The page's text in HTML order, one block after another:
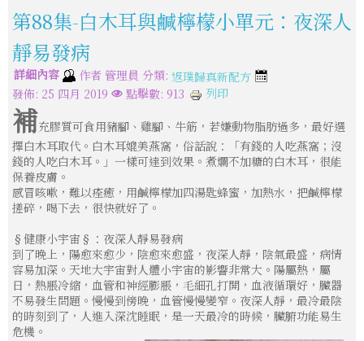
第88集-白木耳與鹹檸檬小單元：夜深人
靜易發病
詳細內容 作者 管理員 分類: 返璞歸真新配方
發佈: 25 四月 2019
點擊數: 913 列印
補充膠質可食用豬腳、雞腳、牛筋，若嫌動物脂肪過多，最好選
擇白木耳取代。白木耳媲美燕窩，俗話說：「有錢的人吃燕窩；沒
錢的人吃白木耳。」一樣可達到效果。煮爛不加糖的白木耳，很能
保養皮膚。
感冒咳嗽，難以痊癒，用鹹檸檬加四湯匙蜂蜜，加熱水，把鹹檸檬
搓碎，喝下去，很快就好了。
§健康小宇宙§：夜深人靜易發病
到了晚上，陽愈來愈少，陰愈來愈盛，夜深人靜，陰氣最盛，病情
容易加深。天地大宇宙對人體小宇宙的影響非常大。陽屬熱，屬
日，熱脹冷縮，血管和神經膨脹，毛細孔打開，血液循環好，臟器
不易發生問題。慢慢到傍晚，血管慢慢變窄。夜深人靜，最冷最陰
的時刻到了，人進入深沈睡眠，是一天最冷的時候，臟腑功能易生
危機。